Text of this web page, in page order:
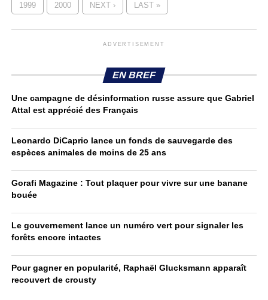
1999 2000 NEXT › LAST »
ADVERTISEMENT
EN BREF
Une campagne de désinformation russe assure que Gabriel
Attal est apprécié des Français
Leonardo DiCaprio lance un fonds de sauvegarde des
espèces animales de moins de 25 ans
Gorafi Magazine : Tout plaquer pour vivre sur une banane
bouée
Le gouvernement lance un numéro vert pour signaler les
forêts encore intactes
Pour gagner en popularité, Raphaël Glucksmann apparaît
recouvert de crousty